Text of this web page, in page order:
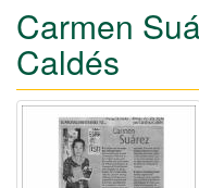
Carmen
Caldés